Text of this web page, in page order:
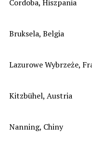
Cordoba, Hiszpania
Bruksela, Belgia
Lazurowe Wybrzeże,
Kitzbühel, Austria
Nanning, Chiny